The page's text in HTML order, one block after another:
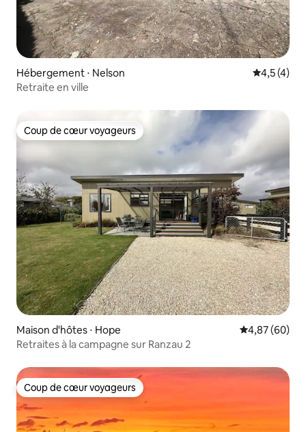
Hébergement ⋅ Nelson Évaluation
4,5 (4)
Retraite en ville
Coup de cœur voyageurs
Coup de cœur voyageurs
Maison d'hôtes ⋅ Hope Évaluation
4,87 (60)
Retraites à la campagne sur Ranzau 2
Coup de cœur voyageurs
Coup de cœur voyageurs